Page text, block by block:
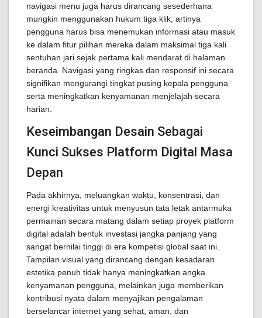
navigasi menu juga harus dirancang sesederhana
mungkin menggunakan hukum tiga klik; artinya
pengguna harus bisa menemukan informasi atau masuk
ke dalam fitur pilihan mereka dalam maksimal tiga kali
sentuhan jari sejak pertama kali mendarat di halaman
beranda. Navigasi yang ringkas dan responsif ini secara
signifikan mengurangi tingkat pusing kepala pengguna
serta meningkatkan kenyamanan menjelajah secara
harian.
Keseimbangan Desain Sebagai
Kunci Sukses Platform Digital Masa
Depan
Pada akhirnya, meluangkan waktu, konsentrasi, dan
energi kreativitas untuk menyusun tata letak antarmuka
permainan secara matang dalam setiap proyek platform
digital adalah bentuk investasi jangka panjang yang
sangat bernilai tinggi di era kompetisi global saat ini.
Tampilan visual yang dirancang dengan kesadaran
estetika penuh tidak hanya meningkatkan angka
kenyamanan pengguna, melainkan juga memberikan
kontribusi nyata dalam menyajikan pengalaman
berselancar internet yang sehat, aman, dan